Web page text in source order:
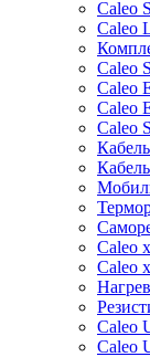
Caleo
Caleo
Caleo
Caleo
Caleo
Caleo
Caleo
Caleo
Caleo
Caleo